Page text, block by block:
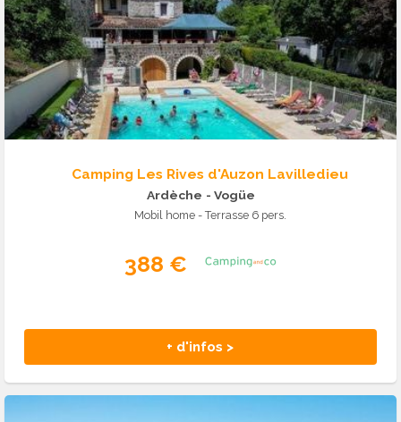
Camping Les Rives d'Auzon Lavilledieu
Ardèche - Vogüe
Mobil home - Terrasse 6 pers.
388 €
+ d'infos >